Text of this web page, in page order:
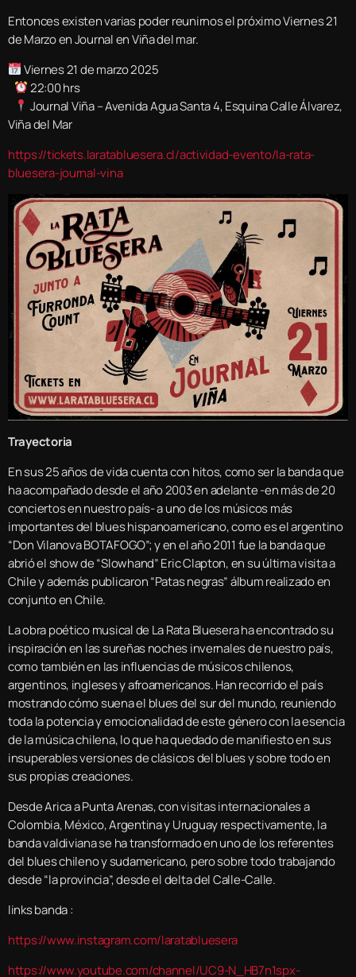
Entonces existen varias poder reunirnos el próximo Viernes 21
de Marzo en Journal en Viña del mar.
Viernes 21 de marzo 2025
22:00 hrs
Journal Viña – Avenida Agua Santa 4, Esquina Calle Álvarez,
Viña del Mar
https://tickets.laratabluesera.cl/actividad-evento/la-rata-
bluesera-journal-vina
Trayectoria
En sus 25 años de vida cuenta con hitos, como ser la banda que
ha acompañado desde el año 2003 en adelante -en más de 20
conciertos en nuestro país- a uno de los músicos más
importantes del blues hispanoamericano, como es el argentino
“Don Vilanova BOTAFOGO”; y en el año 2011 fue la banda que
abrió el show de “Slowhand” Eric Clapton, en su última visita a
Chile y además publicaron “Patas negras” álbum realizado en
conjunto en Chile.
La obra poético musical de La Rata Bluesera ha encontrado su
inspiración en las sureñas noches invernales de nuestro país,
como también en las influencias de músicos chilenos,
argentinos, ingleses y afroamericanos. Han recorrido el país
mostrando cómo suena el blues del sur del mundo, reuniendo
toda la potencia y emocionalidad de este género con la esencia
de la música chilena, lo que ha quedado de manifiesto en sus
insuperables versiones de clásicos del blues y sobre todo en
sus propias creaciones.
Desde Arica a Punta Arenas, con visitas internacionales a
Colombia, México, Argentina y Uruguay respectivamente, la
banda valdiviana se ha transformado en uno de los referentes
del blues chileno y sudamericano, pero sobre todo trabajando
desde “la provincia”, desde el delta del Calle-Calle.
links banda :
https://www.instagram.com/laratabluesera
https://www.youtube.com/channel/UC9-N_HB7n1spx-